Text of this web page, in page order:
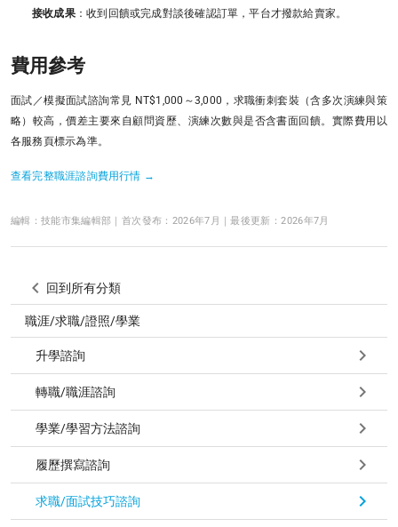
接收成果：收到回饋或完成對談後確認訂單，平台才撥款給賣家。
費用參考
面試／模擬面試諮詢常見 NT$1,000～3,000，求職衝刺套裝（含多次演練與策
略）較高，價差主要來自顧問資歷、演練次數與是否含書面回饋。實際費用以
各服務頁標示為準。
查看完整職涯諮詢費用行情 →
編輯：技能市集編輯部｜首次發布：2026年7月｜最後更新：2026年7月
回到所有分類
職涯/求職/證照/學業
升學諮詢
轉職/職涯諮詢
學業/學習方法諮詢
履歷撰寫諮詢
求職/面試技巧諮詢